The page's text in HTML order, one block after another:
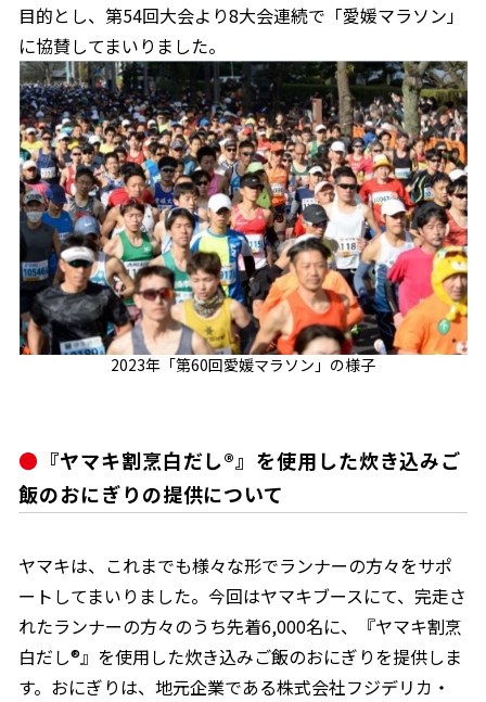
新鮮一番 『氷熟®』
『踊り節』
鰹節屋の
かつおだしが決め手！簡単茶碗蒸し
目的とし、第54回大会より8大会連続で「愛媛マラソン」
に協賛してまいりました。
2023年「第60回愛媛マラソン」の様子
『ヤマキ割烹白だし®』を使用した炊き込みご
飯のおにぎりの提供について
ヤマキは、これまでも様々な形でランナーの方々をサポ
ートしてまいりました。今回はヤマキブースにて、完走さ
れたランナーの方々のうち先着6,000名に、『ヤマキ割烹
白だし®』を使用した炊き込みご飯のおにぎりを提供しま
す。おにぎりは、地元企業である株式会社フジデリカ・